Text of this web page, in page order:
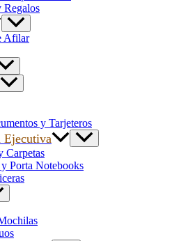
Regalos
Afilar
y Tarjeteros
Ejecutiva
Carpetas
Porta Notebooks